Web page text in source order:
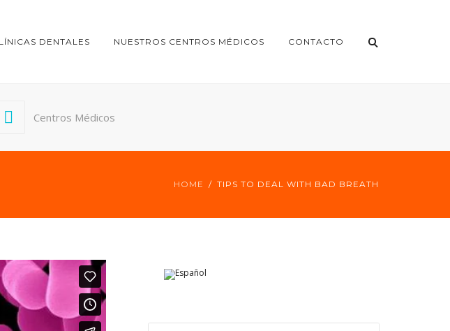
DENTALES NUESTROS CENTROS MÉDICOS CONTACTO
Centros Médicos
HOME TIPS TO DEAL WITH BAD BREATH